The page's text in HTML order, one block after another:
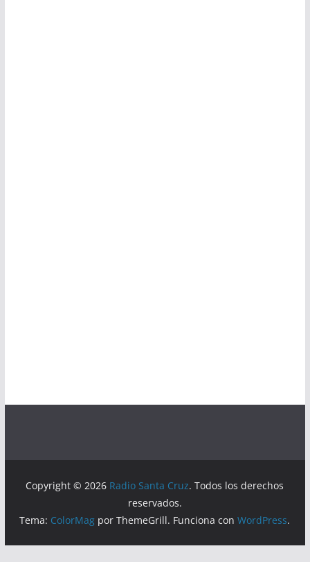
Copyright © 2026 Radio Santa Cruz. Todos los derechos
reservados.
Tema: ColorMag por ThemeGrill. Funciona conWordPress.